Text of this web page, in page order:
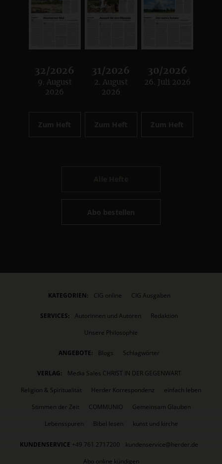
32/2026
:
9. August
2026
Zum Heft
31/2026
:
2. August
2026
Zum Heft
30/2026
:
26. Juli 2026
Zum Heft
Abo bestellen
KATEGORIEN: CIG online CIG Ausgaben
SERVICES: Autorinnen und Autoren
Redaktion
Unsere Philosophie
ANGEBOTE: Blogs Schlagwörter
VERLAG:
Media Sales CHRIST IN DER GEGENWART
Religion & Spiritualität
Herder Korrespondenz
einfach leben
Stimmen der Zeit
COMMUNIO
Gemeinsam Glauben
Lebensspuren
Bibel lesen kunst und kirche
KUNDENSERVICE +49 761 2717200
kundenservice@herder.de
Abo online kündigen